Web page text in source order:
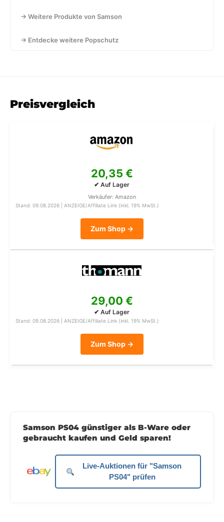
→ Weitere Produkte von Samson
→ Entdecke weitere Popschutz
Preisvergleich
20,35 €
✔ Auf Lager
Verkäufer: Amazon
Stand: 09.08.2026 | ANZEIGE/Affiliate Link (inkl. 19% MwSt.)
Zum Shop →
29,00 €
✔ Auf Lager
Stand: 09.08.2026 | ANZEIGE/Affiliate Link (inkl. 19% MwSt.)
Zum Shop →
Samson PS04 günstiger als B-Ware oder
gebraucht kaufen und Geld sparen!
Live-Auktionen für "Samson
PS04" prüfen